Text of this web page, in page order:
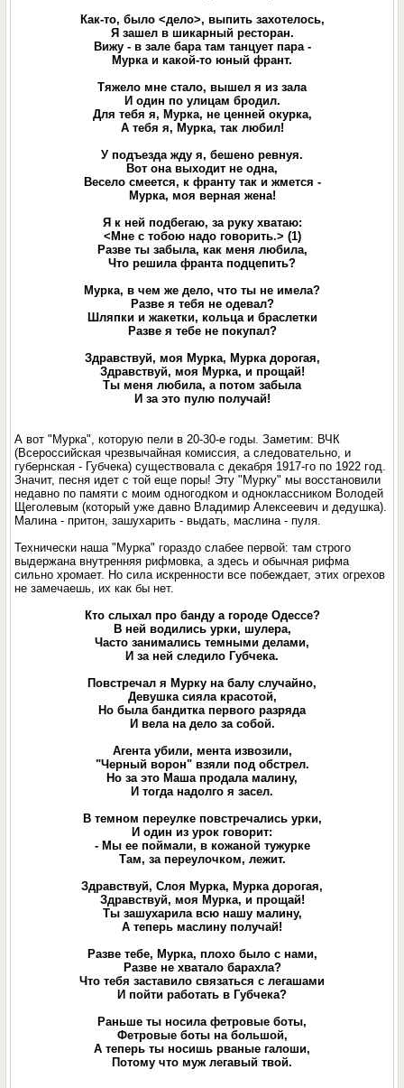
Как-то, было <дело>, выпить захотелось,
Я зашел в шикарный ресторан.
Вижу - в зале бара там танцует пара -
Мурка и какой-то юный франт.
Тяжело мне стало, вышел я из зала
И один по улицам бродил.
Для тебя я, Мурка, не ценней окурка,
А тебя я, Мурка, так любил!
У подъезда жду я, бешено ревнуя.
Вот она выходит не одна,
Весело смеется, к франту так и жмется -
Мурка, моя верная жена!
Я к ней подбегаю, за руку хватаю:
<Мне с тобою надо говорить.> (1)
Разве ты забыла, как меня любила,
Что решила франта подцепить?
Мурка, в чем же дело, что ты не имела?
Разве я тебя не одевал?
Шляпки и жакетки, кольца и браслетки
Разве я тебе не покупал?
Здравствуй, моя Мурка, Мурка дорогая,
Здравствуй, моя Мурка, и прощай!
Ты меня любила, а потом забыла
И за это пулю получай!
А вот "Мурка", которую пели в 20-30-е годы. Заметим: ВЧК
(Всероссийская чрезвычайная комиссия, а следовательно, и
губернская - Губчека) существовала с декабря 1917-го по 1922 год.
Значит, песня идет с той еще поры! Эту "Мурку" мы восстановили
недавно по памяти с моим одногодком и одноклассником Володей
Щеголевым (который уже давно Владимир Алексеевич и дедушка).
Малина - притон, зашухарить - выдать, маслина - пуля.
Технически наша "Мурка" гораздо слабее первой: там строго
выдержана внутренняя рифмовка, а здесь и обычная рифма
сильно хромает. Но сила искренности все побеждает, этих огрехов
не замечаешь, их как бы нет.
Кто слыхал про банду а городе Одессе?
В ней водились урки, шулера,
Часто занимались темными делами,
И за ней следило Губчека.
Повстречал я Мурку на балу случайно,
Девушка сияла красотой,
Но была бандитка первого разряда
И вела на дело за собой.
Агента убили, мента извозили,
"Черный ворон" взяли под обстрел.
Но за это Маша продала малину,
И тогда надолго я засел.
В темном переулке повстречались урки,
И один из урок говорит:
- Мы ее поймали, в кожаной тужурке
Там, за переулочком, лежит.
Здравствуй, Слоя Мурка, Мурка дорогая,
Здравствуй, моя Мурка, и прощай!
Ты зашухарила всю нашу малину,
А теперь маслину получай!
Разве тебе, Мурка, плохо было с нами,
Разве не хватало барахла?
Что тебя заставило связаться с легашами
И пойти работать в Губчека?
Раньше ты носила фетровые боты,
Фетровые боты на большой,
А теперь ты носишь рваные галоши,
Потому что муж легавый твой.